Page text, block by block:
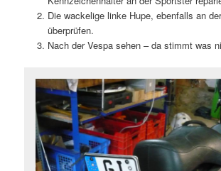
Die wackelige linke Hupe, ebenfalls an
überprüfen.
Nach der Vespa sehen – da stimmt was